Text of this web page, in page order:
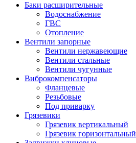
Баки расширительные
Водоснабжение
ГВС
Отопление
Вентили запорные
Вентили нержавеющие
Вентили стальные
Вентили чугунные
Виброкомпенсаторы
Фланцевые
Резьбовые
Под приварку
Грязевики
Грязевик вертикальный
Грязевик горизонтальный